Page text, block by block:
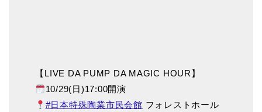
【LIVE DA PUMP DA MAGIC HOUR】
10/29(日)17:00開演
#日本特殊陶業市民会館 フォレストホール